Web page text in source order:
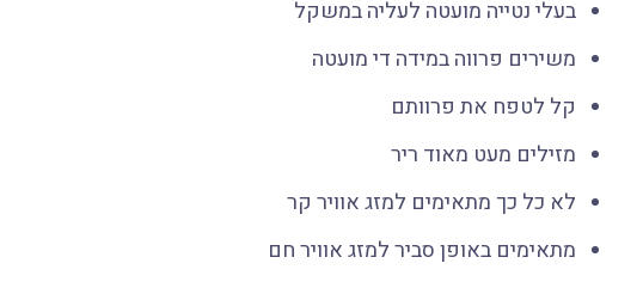
בעלי נטייה מועטה לעליה במשקל
משירים פרווה במידה די מועטה
קל לטפח את פרוותם
מזילים מעט מאוד ריר
לא כל כך מתאימים למזג אוויר קר
מתאימים באופן סביר למזג אוויר חם